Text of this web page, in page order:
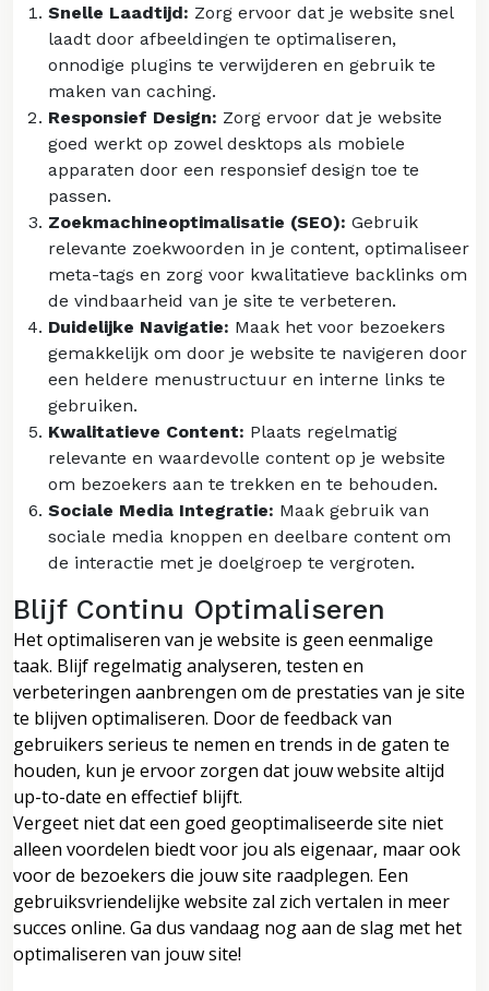
Snelle Laadtijd: Zorg ervoor dat je website snel
laadt door afbeeldingen te optimaliseren,
onnodige plugins te verwijderen en gebruik te
maken van caching.
Responsief Design: Zorg ervoor dat je website
goed werkt op zowel desktops als mobiele
apparaten door een responsief design toe te
passen.
Zoekmachineoptimalisatie (SEO): Gebruik
relevante zoekwoorden in je content, optimaliseer
meta-tags en zorg voor kwalitatieve backlinks om
de vindbaarheid van je site te verbeteren.
Duidelijke Navigatie: Maak het voor bezoekers
gemakkelijk om door je website te navigeren door
een heldere menustructuur en interne links te
gebruiken.
Kwalitatieve Content: Plaats regelmatig
relevante en waardevolle content op je website
om bezoekers aan te trekken en te behouden.
Sociale Media Integratie: Maak gebruik van
sociale media knoppen en deelbare content om
de interactie met je doelgroep te vergroten.
Blijf Continu Optimaliseren
Het optimaliseren van je website is geen eenmalige
taak. Blijf regelmatig analyseren, testen en
verbeteringen aanbrengen om de prestaties van je site
te blijven optimaliseren. Door de feedback van
gebruikers serieus te nemen en trends in de gaten te
houden, kun je ervoor zorgen dat jouw website altijd
up-to-date en effectief blijft.
Vergeet niet dat een goed geoptimaliseerde site niet
alleen voordelen biedt voor jou als eigenaar, maar ook
voor de bezoekers die jouw site raadplegen. Een
gebruiksvriendelijke website zal zich vertalen in meer
succes online. Ga dus vandaag nog aan de slag met het
optimaliseren van jouw site!